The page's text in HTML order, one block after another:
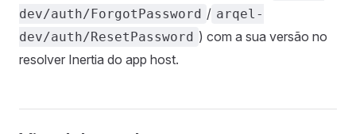
dev/auth/ForgotPassword / arqel-
dev/auth/ResetPassword ) com a sua versão no
resolver Inertia do app host.